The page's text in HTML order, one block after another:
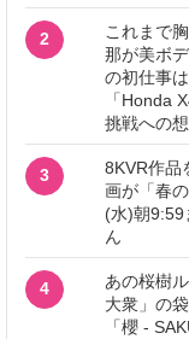
2
これまで
那が美ボ
の初仕事
「Honda
挑戦への
3
8KVR作品
画が「春
(水)朝9:59
ん
4
あの桜樹
大衆」の
「櫻 -